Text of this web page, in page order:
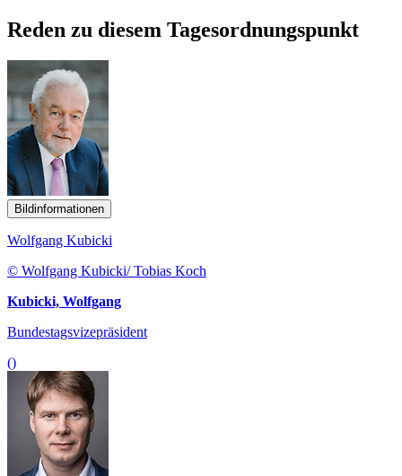
Reden zu diesem Tagesordnungspunkt
Bildinformationen
Wolfgang Kubicki
© Wolfgang Kubicki/ Tobias Koch
Kubicki, Wolfgang
Bundestagsvizepräsident
()